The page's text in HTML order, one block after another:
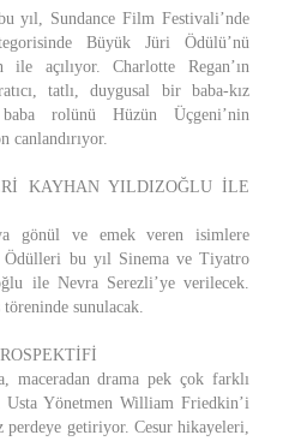
yıl, Sundance Film Festivali’nde
Büyük Jüri Ödülü’nü
ile açılıyor. Charlotte Regan’ın
tatlı, duygusal bir baba-kız
rolünü Hüzün Üçgeni’nin
canlandırıyor.
KAYHAN YILDIZOĞLU İLE
gönül ve emek veren isimlere
bu yıl Sinema ve Tiyatro
ile Nevra Serezli’ye verilecek.
töreninde sunulacak.
maceradan drama pek çok farklı
Usta Yönetmen William Friedkin’i
perdeye getiriyor. Cesur hikayeleri,